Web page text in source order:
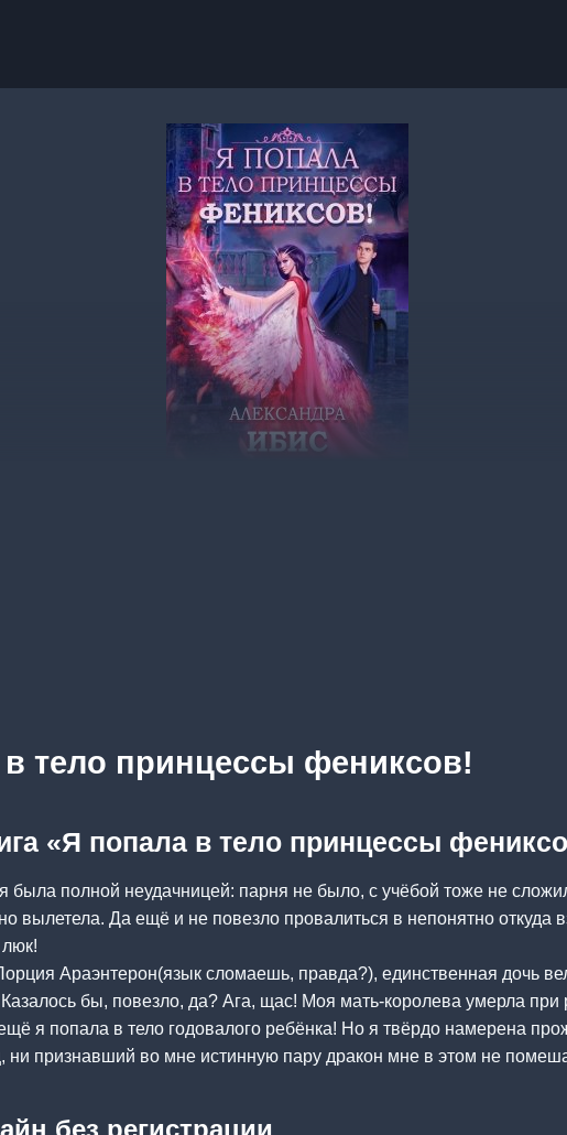
тело принцессы фениксов!
«Я попала в тело принцессы
была полной неудачницей: парня не было, с учёбой тоже не
вылетела. Да ещё и не повезло провалиться в непонятно откуда
Араэнтерон(язык сломаешь, правда?), единственная дочь
бы, повезло, да? Ага, щас! Моя мать-королева умерла при
я попала в тело годовалого ребёнка! Но я твёрдо намерена
ни признавший во мне истинную пару дракон мне в этом не
без регистрации